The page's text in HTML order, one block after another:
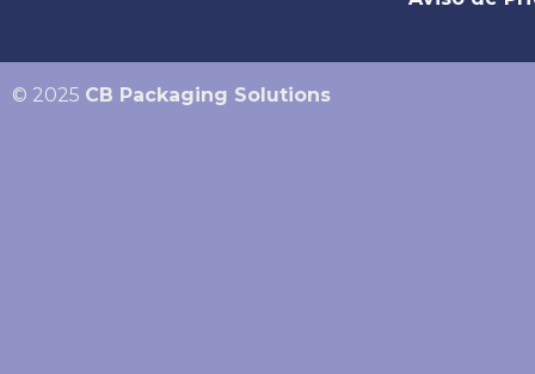
© 2025 CB Packaging Solutions